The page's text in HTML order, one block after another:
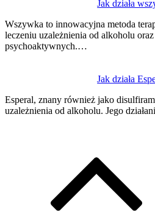
Jak działa
Wszywka to innowacyjna metoda
leczeniu uzależnienia od alkoholu
psychoaktywnych.…
Jak działa
Esperal, znany również jako
uzależnienia od alkoholu. Jego